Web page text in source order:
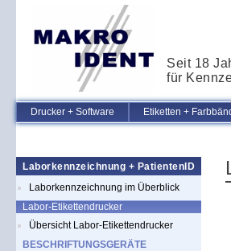
Seit 18
für
Drucker + Software Etiketten +
Laborkennzeichnung + PatientenID
Laborkennzeichnung im Überblick
Labor-Etikettendrucker
Übersicht Labor-Etikettendrucker
BESCHRIFTUNGSGERÄTE